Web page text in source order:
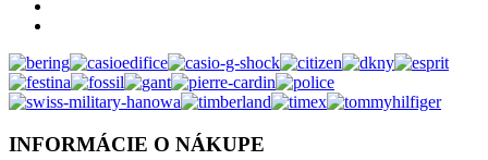
INFORMÁCIE O NÁKUPE